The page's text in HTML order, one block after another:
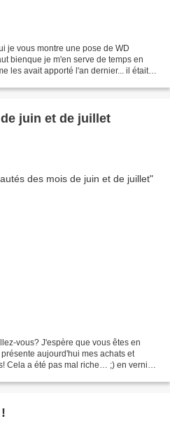
je vous montre une pose de WD
bienque je m'en serve de temps en
les avait apporté l'an dernier... il était
juin et de juillet
vous? J'espère que vous êtes en
aujourd'hui mes achats et
Cela a été pas mal riche… ;) en vernis,